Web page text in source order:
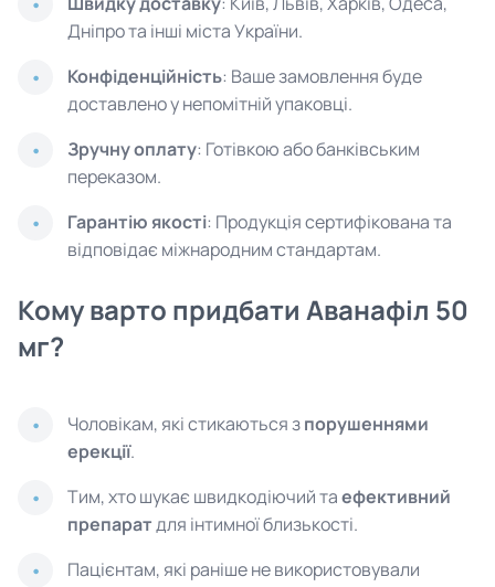
Дніпро та інші міста України.
Конфіденційність: Ваше замовлення буде
доставлено у непомітній упаковці.
Зручну оплату: Готівкою або банківським
переказом.
Гарантію якості: Продукція сертифікована та
відповідає міжнародним стандартам.
Кому варто придбати Аванафіл 50
мг?
Чоловікам, які стикаються зпорушеннями
ерекції.
Тим, хто шукає швидкодіючий таефективний
препаратдля інтимної близькості.
Пацієнтам, які раніше не використовували